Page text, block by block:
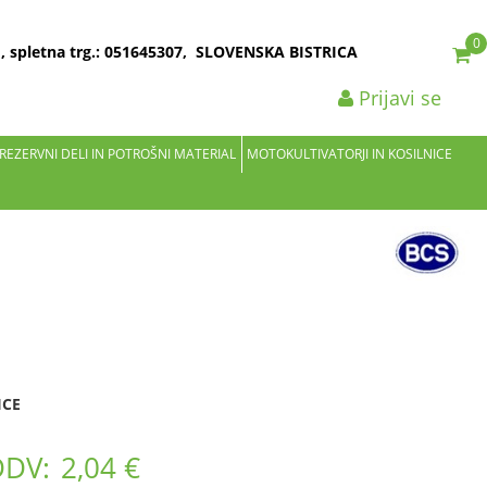
trg.: 051645307, SLOVENSKA BISTRICA 0
Prijavi se
DELI IN POTROŠNI MATERIAL
MOTOKULTIVATORJI IN KOSILNICE
2,04 €